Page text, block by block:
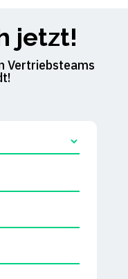
jetzt!
Vertriebsteams